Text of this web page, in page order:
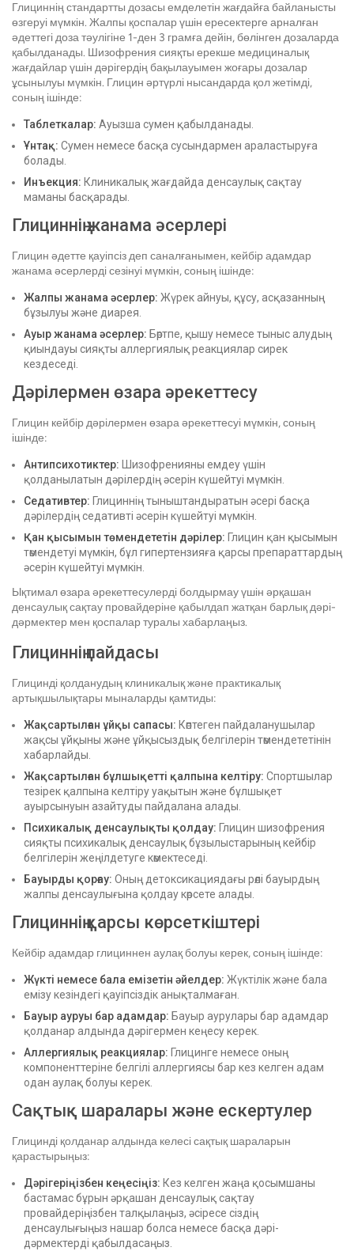
Глициннің стандартты дозасы емделетін жағдайға байланысты
өзгеруі мүмкін. Жалпы қоспалар үшін ересектерге арналған
әдеттегі доза тәулігіне 1-ден 3 грамға дейін, бөлінген дозаларда
қабылданады. Шизофрения сияқты ерекше медициналық
жағдайлар үшін дәрігердің бақылауымен жоғары дозалар
ұсынылуы мүмкін. Глицин әртүрлі нысандарда қол жетімді,
соның ішінде:
Таблеткалар: Ауызша сумен қабылданады.
Ұнтақ: Сумен немесе басқа сусындармен араластыруға
болады.
Инъекция: Клиникалық жағдайда денсаулық сақтау
маманы басқарады.
Глициннің жанама әсерлері
Глицин әдетте қауіпсіз деп саналғанымен, кейбір адамдар
жанама әсерлерді сезінуі мүмкін, соның ішінде:
Жалпы жанама әсерлер: Жүрек айнуы, құсу, асқазанның
бұзылуы және диарея.
Ауыр жанама әсерлер: Бөртпе, қышу немесе тыныс алудың
қиындауы сияқты аллергиялық реакциялар сирек
кездеседі.
Дәрілермен өзара әрекеттесу
Глицин кейбір дәрілермен өзара әрекеттесуі мүмкін, соның
ішінде:
Антипсихотиктер: Шизофренияны емдеу үшін
қолданылатын дәрілердің әсерін күшейтуі мүмкін.
Седативтер: Глициннің тыныштандыратын әсері басқа
дәрілердің седативті әсерін күшейтуі мүмкін.
Қан қысымын төмендететін дәрілер: Глицин қан қысымын
төмендетуі мүмкін, бұл гипертензияға қарсы препараттардың
әсерін күшейтуі мүмкін.
Ықтимал өзара әрекеттесулерді болдырмау үшін әрқашан
денсаулық сақтау провайдеріне қабылдап жатқан барлық дәрі-
дәрмектер мен қоспалар туралы хабарлаңыз.
Глициннің пайдасы
Глицинді қолданудың клиникалық және практикалық
артықшылықтары мыналарды қамтиды:
Жақсартылған ұйқы сапасы: Көптеген пайдаланушылар
жақсы ұйқыны және ұйқысыздық белгілерін төмендететінін
хабарлайды.
Жақсартылған бұлшықетті қалпына келтіру: Спортшылар
тезірек қалпына келтіру уақытын және бұлшықет
ауырсынуын азайтуды пайдалана алады.
Психикалық денсаулықты қолдау: Глицин шизофрения
сияқты психикалық денсаулық бұзылыстарының кейбір
белгілерін жеңілдетуге көмектеседі.
Бауырды қорғау: Оның детоксикациядағы рөлі бауырдың
жалпы денсаулығына қолдау көрсете алады.
Глициннің қарсы көрсеткіштері
Кейбір адамдар глициннен аулақ болуы керек, соның ішінде:
Жүкті немесе бала емізетін әйелдер: Жүктілік және бала
емізу кезіндегі қауіпсіздік анықталмаған.
Бауыр ауруы бар адамдар: Бауыр аурулары бар адамдар
қолданар алдында дәрігермен кеңесу керек.
Аллергиялық реакциялар: Глицинге немесе оның
компоненттеріне белгілі аллергиясы бар кез келген адам
одан аулақ болуы керек.
Сақтық шаралары және ескертулер
Глицинді қолданар алдында келесі сақтық шараларын
қарастырыңыз:
Дәрігеріңізбен кеңесіңіз: Кез келген жаңа қосымшаны
бастамас бұрын әрқашан денсаулық сақтау
провайдеріңізбен талқылаңыз, әсіресе сіздің
денсаулығыңыз нашар болса немесе басқа дәрі-
дәрмектерді қабылдасаңыз.